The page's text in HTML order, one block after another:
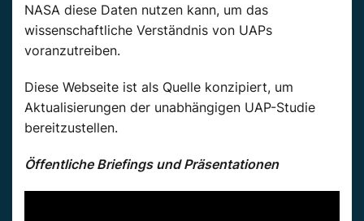
NASA diese Daten nutzen kann, um das
wissenschaftliche Verständnis von UAPs
voranzutreiben.
Diese Webseite ist als Quelle konzipiert, um
Aktualisierungen der unabhängigen UAP-Studie
bereitzustellen.
Öffentliche Briefings und Präsentationen